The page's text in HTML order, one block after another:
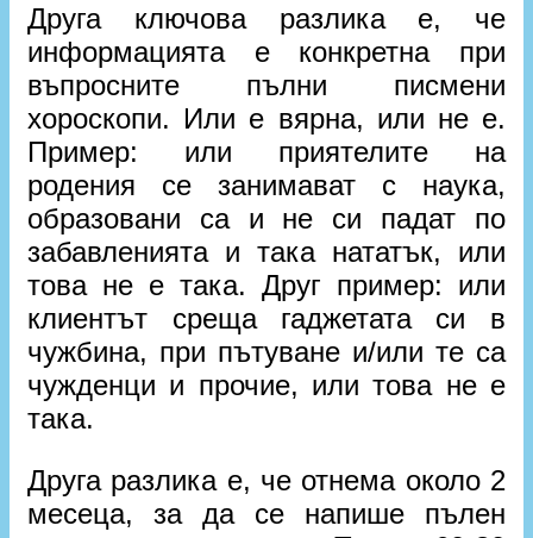
Друга ключова разлика е, че
информацията е конкретна при
въпросните пълни писмени
хороскопи. Или е вярна, или не е.
Пример: или приятелите на
родения се занимават с наука,
образовани са и не си падат по
забавленията и така нататък, или
това не е така. Друг пример: или
клиентът среща гаджетата си в
чужбина, при пътуване и/или те са
чужденци и прочие, или това не е
така.
Друга разлика е, че отнема около 2
месеца, за да се напише пълен